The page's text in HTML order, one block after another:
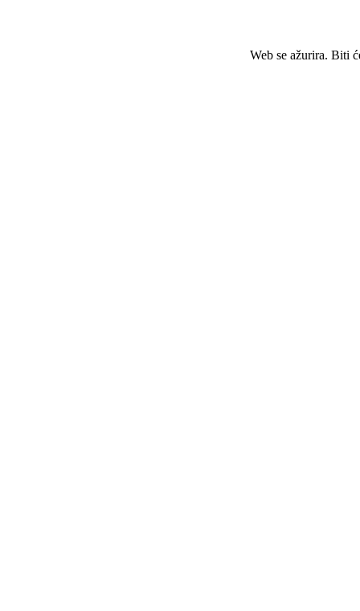
Web se ažurira. Biti